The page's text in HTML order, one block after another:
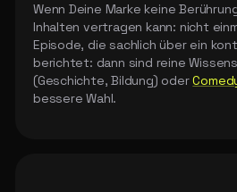
Wenn Deine Marke keine
Inhalten vertragen kann: nicht
Episode, die sachlich über ein
berichtet: dann sind reine
(Geschichte, Bildung) oder
bessere Wahl.